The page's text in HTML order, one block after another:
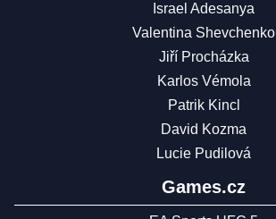
Israel Adesanya
Valentina Shevchenko
Jiří Procházka
Karlos Vémola
Patrik Kincl
David Kozma
Lucie Pudilová
Games.cz